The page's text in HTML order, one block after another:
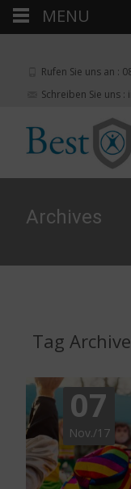
Rufen Sie uns an :
Schreiben Sie uns :
Archives
Tag
07
Nov./17
MENU